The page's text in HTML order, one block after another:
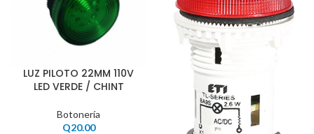
LUZ PILOTO 22MM 110V
LED VERDE / CHINT
Botonería
Q20.00